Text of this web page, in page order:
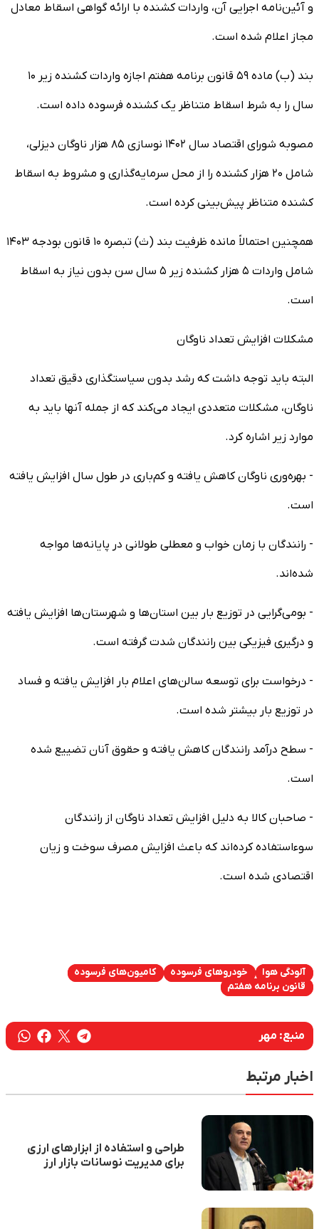
و آئین‌نامه اجرایی آن، واردات کشنده با ارائه گواهی اسقاط معادل
مجاز اعلام شده است.
بند (ب) ماده ۵۹ قانون برنامه هفتم اجازه واردات کشنده زیر ۱۰
سال را به شرط اسقاط متناظر یک کشنده فرسوده داده است.
مصوبه شورای اقتصاد سال ۱۴۰۲ نوسازی ۸۵ هزار ناوگان دیزلی،
شامل ۲۰ هزار کشنده را از محل سرمایه‌گذاری و مشروط به اسقاط
کشنده متناظر پیش‌بینی کرده است.
همچنین احتمالاً مانده ظرفیت بند (ث) تبصره ۱۰ قانون بودجه ۱۴۰۳
شامل واردات ۵ هزار کشنده زیر ۵ سال سن بدون نیاز به اسقاط
است.
مشکلات افزایش تعداد ناوگان
البته باید توجه داشت که رشد بدون سیاستگذاری دقیق تعداد
ناوگان، مشکلات متعددی ایجاد می‌کند که از جمله آنها باید به
موارد زیر اشاره کرد.
- بهره‌وری ناوگان کاهش یافته و کم‌باری در طول سال افزایش یافته
است.
- رانندگان با زمان خواب و معطلی طولانی در پایانه‌ها مواجه
شده‌اند.
- بومی‌گرایی در توزیع بار بین استان‌ها و شهرستان‌ها افزایش یافته
و درگیری فیزیکی بین رانندگان شدت گرفته است.
- درخواست برای توسعه سالن‌های اعلام بار افزایش یافته و فساد
در توزیع بار بیشتر شده است.
- سطح درآمد رانندگان کاهش یافته و حقوق آنان تضییع شده
است.
- صاحبان کالا به دلیل افزایش تعداد ناوگان از رانندگان
سوءاستفاده کرده‌اند که باعث افزایش مصرف سوخت و زیان
اقتصادی شده است.
آلودگی هوا خودروهای فرسوده
کامیون‌های فرسوده
قانون برنامه هفتم
منبع: مهر
اخبار مرتبط
طراحی و استفاده از ابزارهای ارزی
برای مدیریت نوسانات بازار ارز